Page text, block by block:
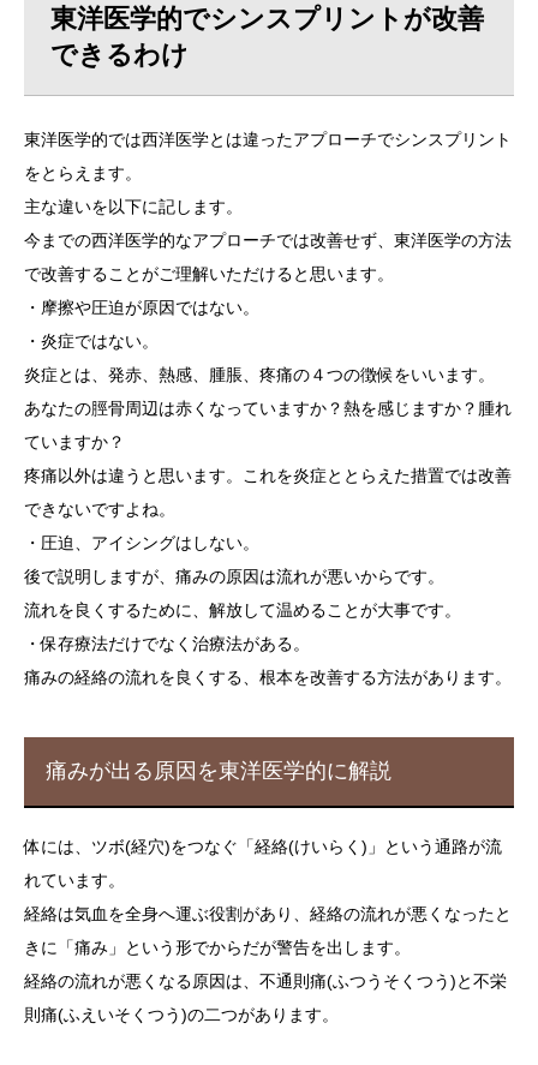
東洋医学的でシンスプリントが改善
できるわけ
東洋医学的では西洋医学とは違ったアプローチでシンスプリント
をとらえます。
主な違いを以下に記します。
今までの西洋医学的なアプローチでは改善せず、東洋医学の方法
で改善することがご理解いただけると思います。
・摩擦や圧迫が原因ではない。
・炎症ではない。
炎症とは、発赤、熱感、腫脹、疼痛の４つの徴候をいいます。
あなたの脛骨周辺は赤くなっていますか？熱を感じますか？腫れ
ていますか？
疼痛以外は違うと思います。これを炎症ととらえた措置では改善
できないですよね。
・圧迫、アイシングはしない。
後で説明しますが、痛みの原因は流れが悪いからです。
流れを良くするために、解放して温めることが大事です。
・保存療法だけでなく治療法がある。
痛みの経絡の流れを良くする、根本を改善する方法があります。
痛みが出る原因を東洋医学的に解説
体には、ツボ(経穴)をつなぐ「経絡(けいらく)」という通路が流
れています。
経絡は気血を全身へ運ぶ役割があり、経絡の流れが悪くなったと
きに「痛み」という形でからだが警告を出します。
経絡の流れが悪くなる原因は、不通則痛(ふつうそくつう)と不栄
則痛(ふえいそくつう)の二つがあります。